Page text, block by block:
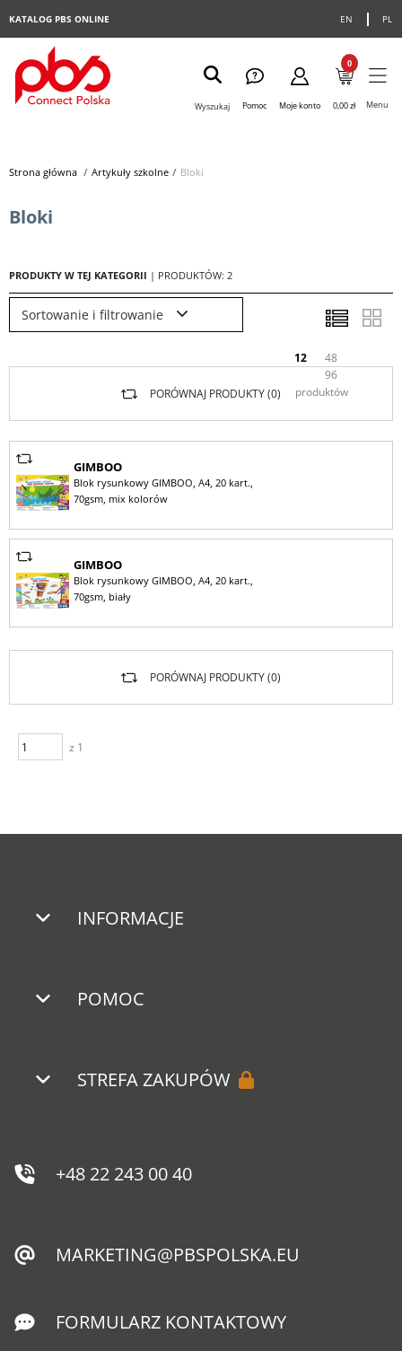
EN PL
KATALOG PBS ONLINE
Wyszukaj Pomoc Moje konto
0
0,00 zł Menu
Strona główna> Artykuły szkolne> Bloki
Bloki
PRODUKTY W TEJ KATEGORII | PRODUKTÓW: 2
Sortowanie i filtrowanie
12
48
96
produktów
PORÓWNAJ PRODUKTY (0)
GIMBOO
Blok rysunkowy GIMBOO, A4, 20 kart.,
70gsm, mix kolorów
GIMBOO
Blok rysunkowy GIMBOO, A4, 20 kart.,
70gsm, biały
z 1
PORÓWNAJ PRODUKTY (0)
INFORMACJE
POMOC
STREFA ZAKUPÓW
+48 22 243 00 40
MARKETING@PBSPOLSKA.EU
FORMULARZ KONTAKTOWY